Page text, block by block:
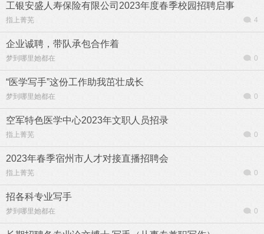
工银安盛人寿保险有限公司2023年度春季校园招聘启事
指上菁芜 4
企业诚聘，带队承包合作着
梦到哪里她都在 0
“医学写手”这份工作助我茁壮成长
梦到哪里她都在 0
空军特色医学中心2023年文职人员招录
指上菁芜 0
2023年春季宿州市人才对接直播招聘会
指上菁芜 0
招各科专业写手
梦到哪里她都在 0